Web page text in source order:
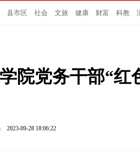
县市区 社会 文旅 健康 财富 科教
院党务干部“红
2023-09-28 18:06:22